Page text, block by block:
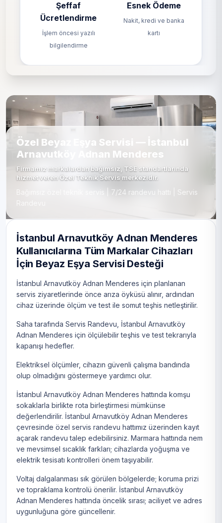
Şeffaf
Ücretlendirme
İşlem öncesi yazılı
bilgilendirme
Esnek Ödeme
Nakit, kredi ve banka
kartı
Özel Beyaz Eşya Servisi — İstanbul
Arnavutköy Adnan Menderes
Firmamız markalardan bağımsız, TSE standartlarında
hizmet veren Özel Teknik Servis merkezidir.
Bağımsız özel teknik servis | 7/24 randevu hattı | Servis
İstanbul Arnavutköy Adnan Menderes
Kullanıcılarına Tüm Markalar Cihazları
İçin Beyaz Eşya Servisi Desteği
İstanbul Arnavutköy Adnan Menderes için planlanan
servis ziyaretlerinde önce arıza öyküsü alınır, ardından
cihaz üzerinde ölçüm ve test ile somut teşhis netleştirilir.
Saha tarafında Servis Randevu, İstanbul Arnavutköy
Adnan Menderes için ölçülebilir teşhis ve test tekrarıyla
kapanışı hedefler.
Elektriksel ölçümler, cihazın güvenli çalışma bandında
olup olmadığını göstermeye yardımcı olur.
İstanbul Arnavutköy Adnan Menderes hattında komşu
sokaklarla birlikte rota birleştirmesi mümkünse
değerlendirilir. İstanbul Arnavutköy Adnan Menderes
çevresinde özel servis randevu hattımız üzerinden kayıt
açarak randevu talep edebilirsiniz. Marmara hattında nem
ve mevsimsel sıcaklık farkları; cihazlarda yoğuşma ve
elektrik tesisatı kontrolleri önem taşıyabilir.
Voltaj dalgalanması sık görülen bölgelerde; koruma prizi
ve topraklama kontrolü önerilir. İstanbul Arnavutköy
Adnan Menderes hattında öncelik sırası; aciliyet ve adres
uygunluğuna göre güncellenir.